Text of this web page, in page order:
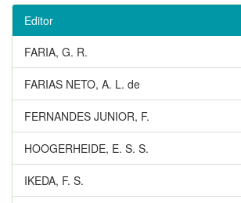
Editor
FARIA, G. R.
FARIAS NETO, A. L. de
FERNANDES JUNIOR, F.
HOOGERHEIDE, E. S. S.
IKEDA, F. S.